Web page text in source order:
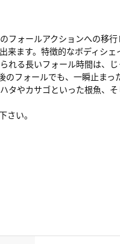
フォールアクションへの移
ます。特徴的なボディシ
れる長いフォール時間は、
フォールでも、一瞬止ま
タやカサゴといった根魚、
い。